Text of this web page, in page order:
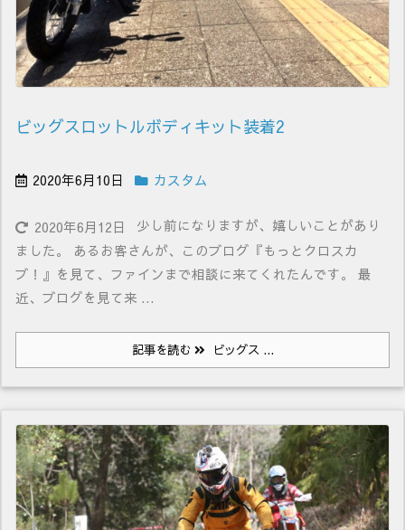
ビッグスロットルボディキット装着2
2020年6月10日 カスタム
2020年6月12日
少し前になりますが、嬉しいことがあり
ました。 あるお客さんが、このブログ『もっとクロスカ
ブ！』を見て、ファインまで相談に来てくれたんです。 最
近、ブログを見て来 ...
記事を読む ビッグス ...